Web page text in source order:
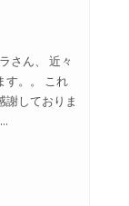
さん、 近々
す。。 これ
謝しておりま